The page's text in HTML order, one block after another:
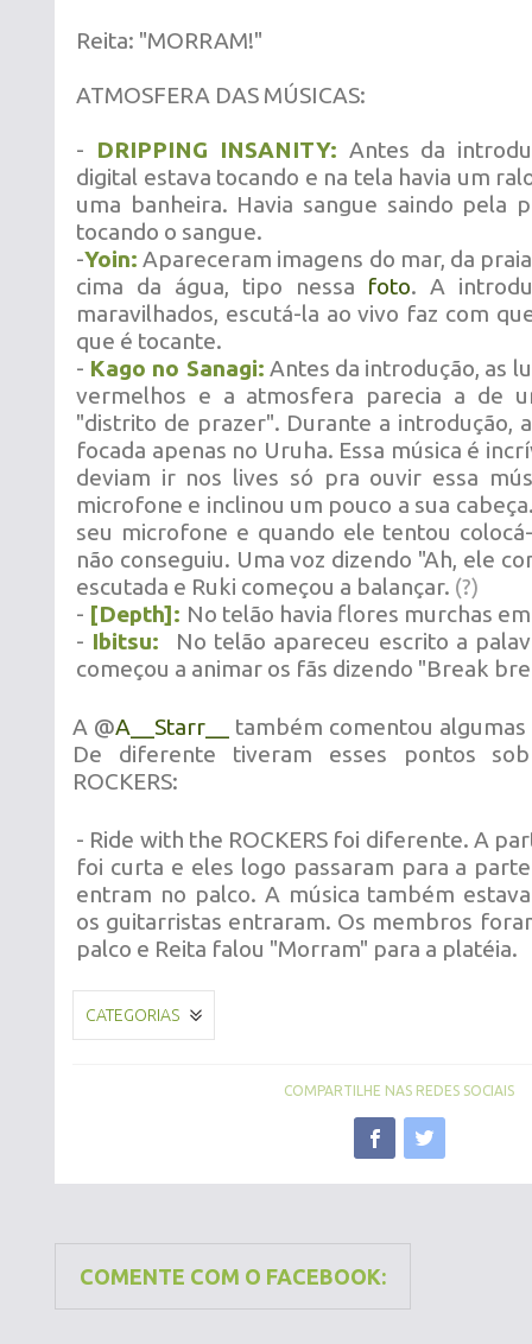
Reita: "MORRAM!"
ATMOSFERA DAS MÚSICAS:
- DRIPPING INSANITY: Antes da
digital estava tocando e na tela havia um
uma banheira. Havia sangue saindo pela
tocando o sangue.
-Yoin: Apareceram imagens do mar, da
cima da água, tipo nessa foto. A
maravilhados, escutá-la ao vivo faz com
que é tocante.
- Kago no Sanagi: Antes da introdução, as
vermelhos e a atmosfera parecia a de
"distrito de prazer". Durante a introdução,
focada apenas no Uruha. Essa música é
deviam ir nos lives só pra ouvir essa
microfone e inclinou um pouco a sua
seu microfone e quando ele tentou
não conseguiu. Uma voz dizendo "Ah, ele
escutada e Ruki começou a balançar. (?)
- [Depth]: No telão havia flores murchas
- Ibitsu:
No telão apareceu escrito a
começou a animar os fãs dizendo "Break
A @A__Starr__
também comentou algumas
De diferente tiveram esses pontos
ROCKERS:
- Ride with the ROCKERS foi diferente. A
foi curta e eles logo passaram para a
entram no palco. A música também
os guitarristas entraram. Os membros
palco e Reita falou "Morram" para a platéia.
CATEGORIAS
COMPARTILHE NAS REDES SOCIAIS
COMENTE COM O FACEBOOK: